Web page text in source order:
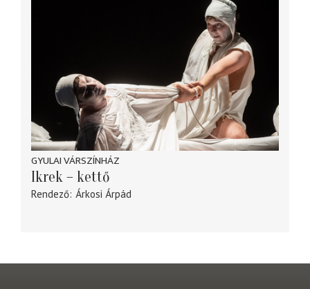
GYULAI VÁRSZÍNHÁZ
Ikrek – kettő
Rendező Árkosi Árpád